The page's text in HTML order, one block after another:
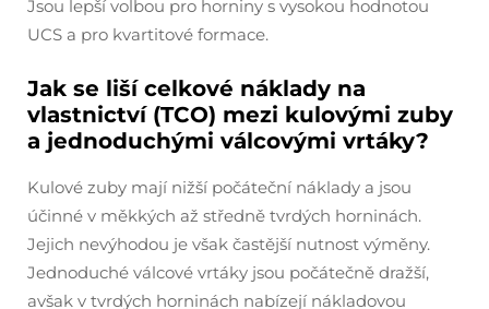
Jsou lepší volbou pro horniny s vysokou hodnotou
UCS a pro kvartitové formace.
Jak se liší celkové náklady na
vlastnictví (TCO) mezi kulovými zuby
a jednoduchými válcovými vrtáky?
Kulové zuby mají nižší počáteční náklady a jsou
účinné v měkkých až středně tvrdých horninách.
Jejich nevýhodou je však častější nutnost výměny.
Jednoduché válcové vrtáky jsou počátečně dražší,
avšak v tvrdých horninách nabízejí nákladovou